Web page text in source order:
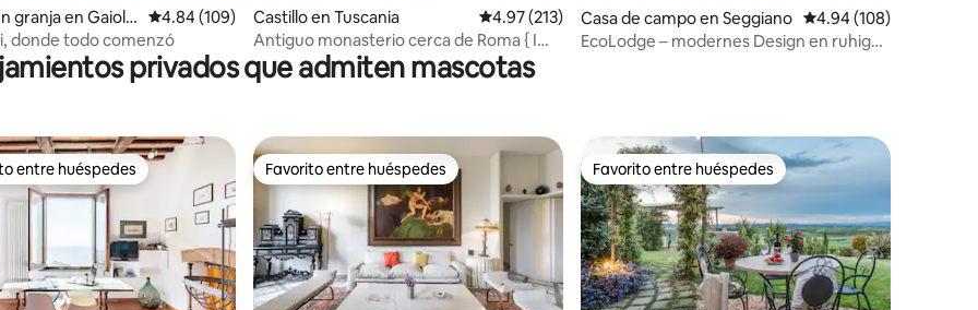
granja en Gaiole
Calificación promedio: 4.84 de 5; 109 evaluaciones
4.84 (109)
donde todo comenzó
Castillo en Tuscania Calificación promedio: 4.97 de 5; 213 evaluaciones
4.97 (213)
Antiguo monasterio cerca de Roma { I
Conversi }
Casa de campo en Seggiano Calificación promedio:
4.94 (108)
EcoLodge – modernes Design en ruhiger
privados que admiten mascotas
en Favorito entre huéspedes
entre huéspedes Favorito entre huéspedes
Favorito entre huéspedes Favorito entre huéspedes
Favorito entre huéspedes